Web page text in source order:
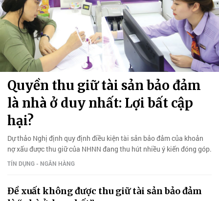
Quyền thu giữ tài sản bảo đảm
là nhà ở duy nhất: Lợi bất cập
hại?
Dự thảo Nghị định quy định điều kiện tài sản bảo đảm của khoản
nợ xấu được thu giữ của NHNN đang thu hút nhiều ý kiến đóng góp.
TÍN DỤNG - NGÂN HÀNG
Đề xuất không được thu giữ tài sản bảo đảm